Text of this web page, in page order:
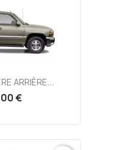
ARRIÈRE...
€